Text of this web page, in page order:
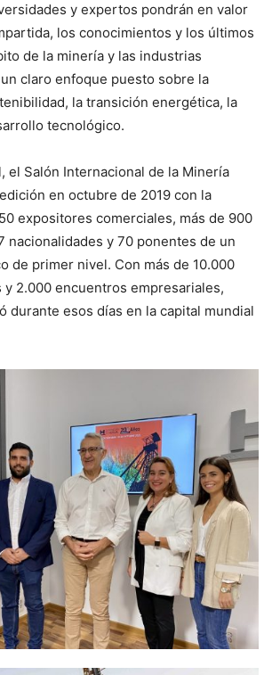
y expertos pondrán en valor
los conocimientos y los últimos
de la minería y las industrias
claro enfoque puesto sobre la
la transición energética, la
tecnológico.
el Salón Internacional de la Minería
en octubre de 2019 con la
expositores comerciales, más de 900
nacionalidades y 70 ponentes de un
de primer nivel. Con más de 10.000
2.000 encuentros empresariales,
durante esos días en la capital mundial